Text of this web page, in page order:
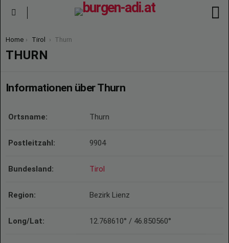
You are here:
Home Tirol Thurn
THURN
Informationen über Thurn
Ortsname: Thurn
Postleitzahl: 9904
Bundesland: Tirol
Region: Bezirk Lienz
Long/Lat: 12.768610° / 46.850560°